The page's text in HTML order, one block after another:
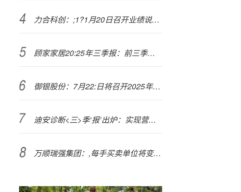
力合科创：;1?1月20日召开业绩说明会，投资者参与
顾家家居20:25年三季报：前三季度营收突破150亿，战略转型成效持续释放
御银股份：7月22:日将召开2025年第二次临时股东大会
迪安诊断<三>季‘报’出炉：实现营收75.66亿元，AI+数智化战略渐入佳境
万顺瑞强集团：,每手买卖单位将变更为400股股份